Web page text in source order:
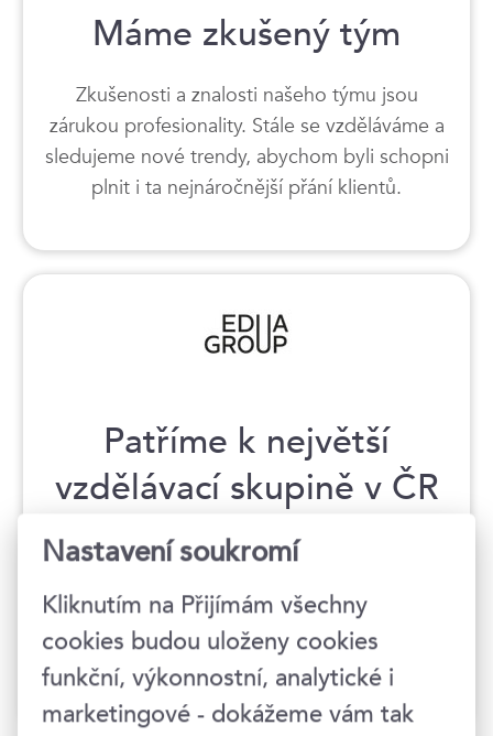
Máme zkušený tým
Zkušenosti a znalosti našeho týmu jsou
zárukou profesionality. Stále se vzděláváme a
sledujeme nové trendy, abychom byli schopni
plnit i ta nejnáročnější přání klientů.
Patříme k největší
vzdělávací skupině v ČR
Jsme součástí EDUA Group, největší
můžeme nabídnout i vzdělávání od
sesterských společností James Cook
Languages, Digiskills, Jipka nebo Tutor.
Nastavení soukromí
Kliknutím na Přijímám všechny
cookies budou uloženy cookies
funkční, výkonnostní, analytické i
marketingové - dokážeme vám tak